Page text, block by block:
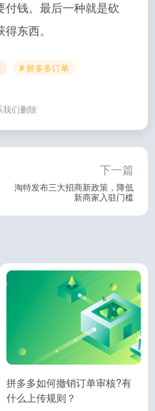
钱。最后一种就是砍
东西。
# 拼多多订单
们删除
下一篇
淘特发布三大招商新政策，降低
新商家入驻门槛
拼多多如何撤销订单审核?有
什么上传规则？